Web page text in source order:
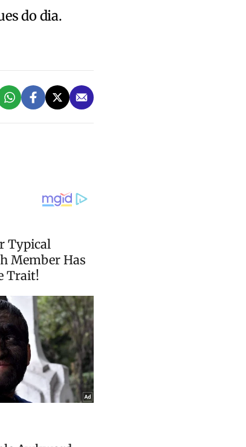
do dia.